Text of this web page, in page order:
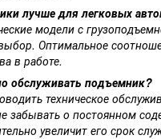
лучше для легковых
модели с
Оптимальное
в работе.
обслуживать подъемник?
техническое
забывать о постоянном
увеличит его срок